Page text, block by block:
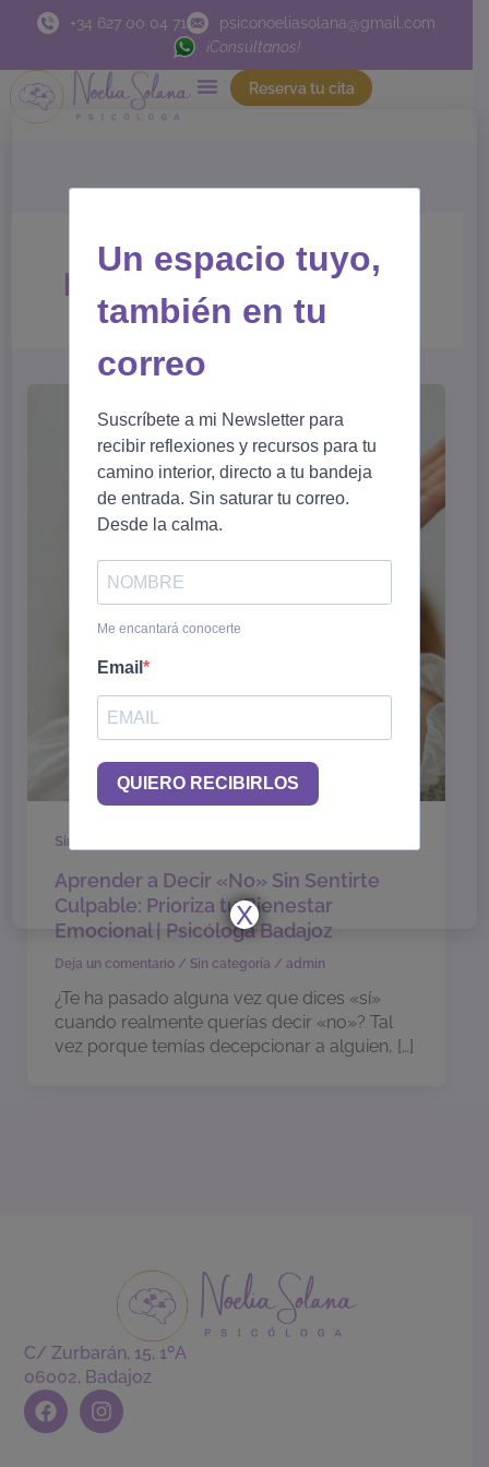
+34 627 00 04 71
psiconoeliasolana@gmail.com
¡Consúltanos!
Reserva tu cita
priorizar necesidades
Sin categoría
Aprender a Decir «No» Sin Sentirte
Culpable: Prioriza tu Bienestar
Emocional | Psicóloga Badajoz
Deja un comentario / Sin categoría / admin
¿Te ha pasado alguna vez que dices «sí»
cuando realmente querías decir «no»? Tal
vez porque temías decepcionar a alguien, […]
C/ Zurbarán, 15, 1ºA
06002, Badajoz
F
a
I
n
Un espacio tuyo,
también en tu
correo
Suscríbete a mi Newsletter para
recibir reflexiones y recursos para tu
camino interior, directo a tu bandeja
de entrada. Sin saturar tu correo.
Desde la calma.
Me encantará conocerte
Email
QUIERO RECIBIRLOS
X